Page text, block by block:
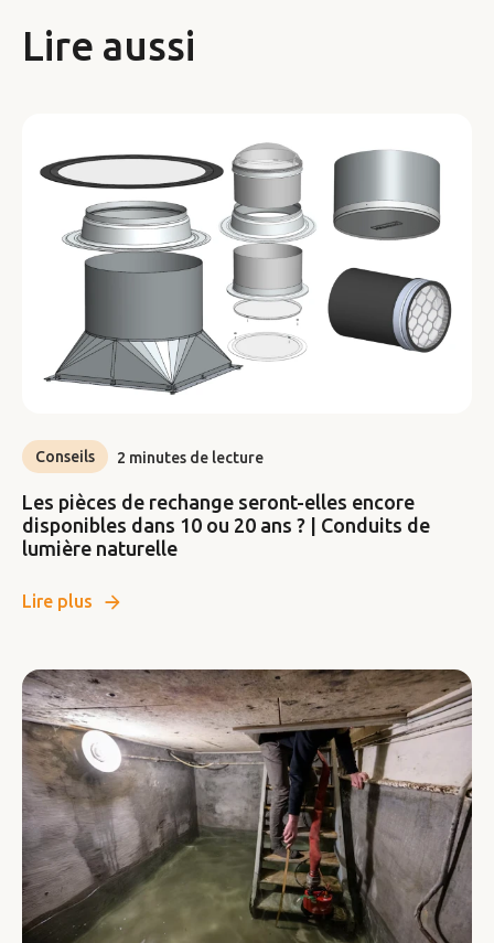
Lire aussi
Conseils 2 minutes de lecture
Les pièces de rechange seront-elles encore
disponibles dans 10 ou 20 ans ? | Conduits de
lumière naturelle
Lire plus